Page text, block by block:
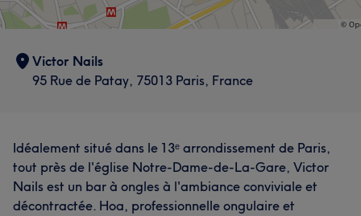
Victor Nails
95 Rue de Patay, 75013 Paris, France
Idéalement situé dans le 13ᵉ arrondissement de Paris,
tout près de l'église Notre-Dame-de-La-Gare, Victor
Nails est un bar à ongles à l'ambiance conviviale et
décontractée. Hoa, professionnelle ongulaire et